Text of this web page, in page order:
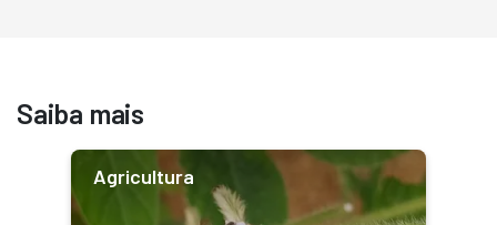
Saiba mais
Agricultura